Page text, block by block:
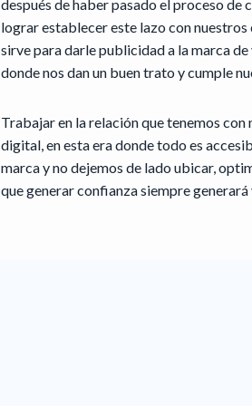
después de haber pasado el proceso de
lograr establecer este lazo con
sirve para darle publicidad a la marca
donde nos dan un buen trato y cumple
Trabajar en la relación que tenemos
digital, en esta era donde todo es
marca y no dejemos de lado ubicar,
que generar confianza siempre generará